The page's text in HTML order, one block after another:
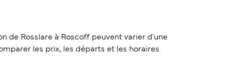
de Rosslare à Roscoff peuvent varier d'une
les prix, les départs et les horaires.